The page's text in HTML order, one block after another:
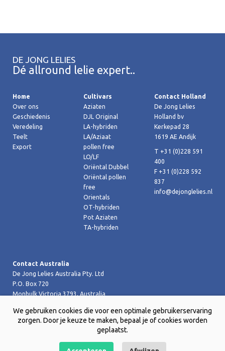
DE JONG LELIES
Dé allround lelie expert..
Home
Over ons
Geschiedenis
Veredeling
Teelt
Export
Cultivars
Aziaten
DJL Original
LA-hybriden
LA/Aziaat
pollen free
LO/LF
Oriëntal Dubbel
Oriëntal pollen
free
Orientals
OT-hybriden
Pot Aziaten
TA-hybriden
Contact Holland
De Jong Lelies
Holland bv
Kerkepad 28
1619 AE Andijk
T +31 (0)228 591
400
F +31 (0)228 592
837
info@dejonglelies.nl
Contact Australia
De Jong Lelies Australia Pty. Ltd
P.O. Box 720
Monbulk Victoria 3793, Australia
T +61 (0)359 619 188
F +61 (0)359 619 199 joost@dejongleliesaustralia.com.au
We gebruiken cookies die voor een optimale gebruikerservaring
zorgen. Door je keuze te maken, bepaal je of cookies worden
geplaatst.